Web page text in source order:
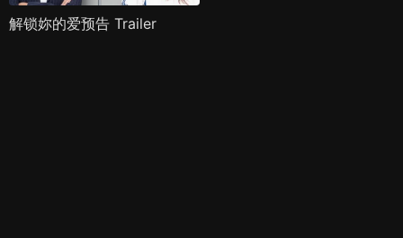
解锁妳的爱预告 Trailer